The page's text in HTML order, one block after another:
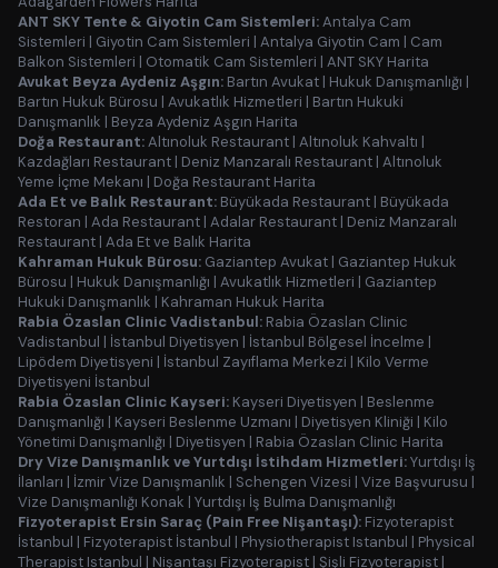
ANT SKY Tente & Giyotin Cam Sistemleri:Antalya Cam
Sistemleri | Giyotin Cam Sistemleri | Antalya Giyotin Cam | Cam
Balkon Sistemleri | Otomatik Cam Sistemleri | ANT SKY Harita
Avukat Beyza Aydeniz Aşgın: Bartın Avukat | Hukuk Danışmanlığı |
Bartın Hukuk Bürosu | Avukatlık Hizmetleri | Bartın Hukuki
Danışmanlık | Beyza Aydeniz Aşgın Harita
Doğa Restaurant:Altınoluk Restaurant | Altınoluk Kahvaltı |
Kazdağları Restaurant | Deniz Manzaralı Restaurant | Altınoluk
Yeme İçme Mekanı | Doğa Restaurant Harita
Ada Et ve Balık Restaurant: Büyükada Restaurant | Büyükada
Restoran | Ada Restaurant | Adalar Restaurant | Deniz Manzaralı
Restaurant | Ada Et ve Balık Harita
Kahraman Hukuk Bürosu: Gaziantep Avukat | Gaziantep Hukuk
Bürosu | Hukuk Danışmanlığı | Avukatlık Hizmetleri | Gaziantep
Hukuki Danışmanlık | Kahraman Hukuk Harita
Rabia Özaslan Clinic Vadistanbul: Rabia Özaslan Clinic
Vadistanbul | İstanbul Diyetisyen | İstanbul Bölgesel İncelme |
Lipödem Diyetisyeni | İstanbul Zayıflama Merkezi | Kilo Verme
Diyetisyeni İstanbul
Rabia Özaslan Clinic Kayseri: Kayseri Diyetisyen | Beslenme
Danışmanlığı | Kayseri Beslenme Uzmanı | Diyetisyen Kliniği | Kilo
Yönetimi Danışmanlığı | Diyetisyen | Rabia Özaslan Clinic Harita
Dry Vize Danışmanlık ve Yurtdışı İstihdam Hizmetleri:Yurtdışı İş
İlanları | İzmir Vize Danışmanlık | Schengen Vizesi | Vize Başvurusu |
Vize Danışmanlığı Konak | Yurtdışı İş Bulma Danışmanlığı
Fizyoterapist Ersin Saraç (Pain Free Nişantaşı): Fizyoterapist
İstanbul | Fizyoterapist İstanbul | Physiotherapist Istanbul | Physical
Therapist Istanbul | Nişantaşı Fizyoterapist | Şişli Fizyoterapist |